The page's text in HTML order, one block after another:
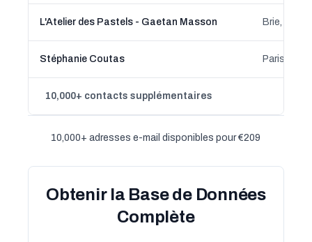
L'Atelier des Pastels - Gaetan Masson Brie,
Stéphanie Coutas Paris, Île-
10,000+ contacts supplémentaires
10,000+ adresses e-mail disponibles pour €209
Obtenir la Base de Données
Complète